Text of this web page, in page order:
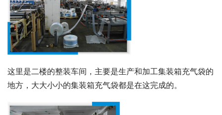
这里是二楼的整装车间，主要是生产和加工集装箱充气袋的
地方，大大小小的集装箱充气袋都是在这完成的。